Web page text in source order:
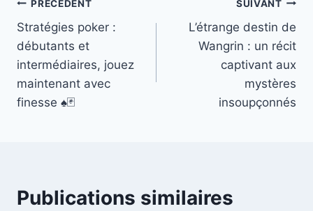
Navigation
de
l’article
PRÉCÉDENT
Stratégies poker :
débutants et
intermédiaires, jouez
maintenant avec
finesse ♠️🃏
SUIVANT
L’étrange destin de
Wangrin : un récit
captivant aux
mystères
insoupçonnés
Publications similaires